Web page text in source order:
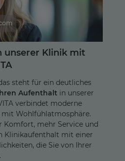
unserer Klinik mit
steht für ein deutliches
Aufenthalt in unserer
verbindet moderne
mit Wohlfühlatmosphäre.
Komfort, mehr Service und
Klinikaufenthalt mit einer
die Sie von Ihrer